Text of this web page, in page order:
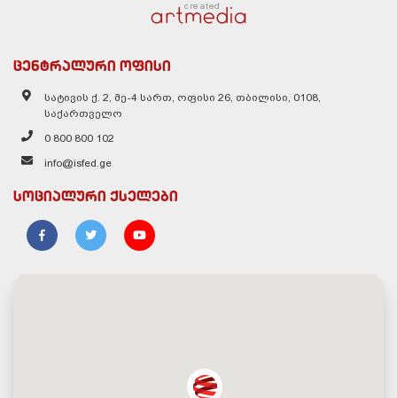
created
ცენტრალური ოფისი
სატივის ქ. 2, მე-4 სართ, ოფისი 26, თბილისი, 0108,
საქართველო
0 800 800 102
info@isfed.ge
სოციალური ქსელები